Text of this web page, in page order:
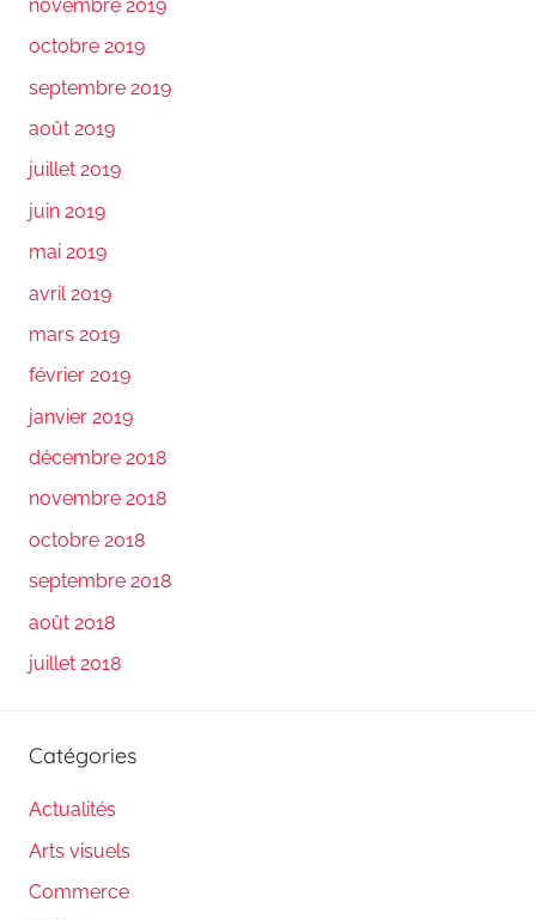
novembre 2019
octobre 2019
septembre 2019
août 2019
juillet 2019
juin 2019
mai 2019
avril 2019
mars 2019
février 2019
janvier 2019
décembre 2018
novembre 2018
octobre 2018
septembre 2018
août 2018
juillet 2018
Catégories
Actualités
Arts visuels
Commerce